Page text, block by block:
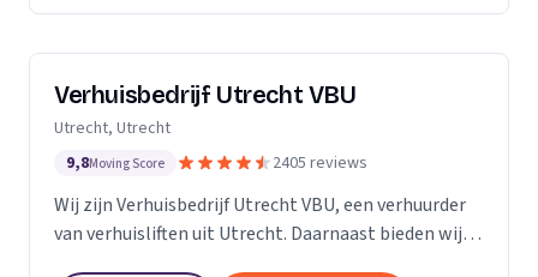
Verhuisbedrijf Utrecht VBU
Utrecht, Utrecht
9,8Moving Score 2405 reviews
Wij zijn Verhuisbedrijf Utrecht VBU, een verhuurder
van verhuisliften uit Utrecht. Daarnaast bieden wij